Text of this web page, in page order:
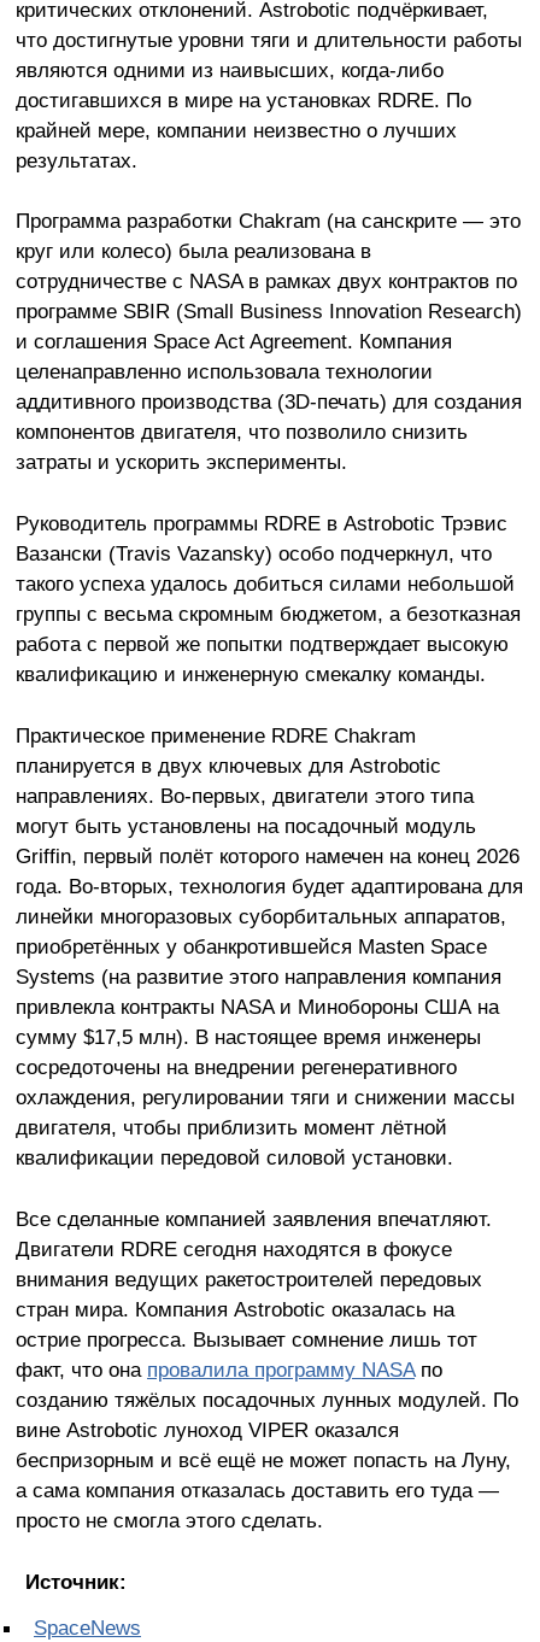
критических отклонений. Astrobotic подчёркивает,
что достигнутые уровни тяги и длительности работы
являются одними из наивысших, когда-либо
достигавшихся в мире на установках RDRE. По
крайней мере, компании неизвестно о лучших
результатах.
Программа разработки Chakram (на санскрите — это
круг или колесо) была реализована в
сотрудничестве с NASA в рамках двух контрактов по
программе SBIR (Small Business Innovation Research)
и соглашения Space Act Agreement. Компания
целенаправленно использовала технологии
аддитивного производства (3D-печать) для создания
компонентов двигателя, что позволило снизить
затраты и ускорить эксперименты.
Руководитель программы RDRE в Astrobotic Трэвис
Вазански (Travis Vazansky) особо подчеркнул, что
такого успеха удалось добиться силами небольшой
группы с весьма скромным бюджетом, а безотказная
работа с первой же попытки подтверждает высокую
квалификацию и инженерную смекалку команды.
Практическое применение RDRE Chakram
планируется в двух ключевых для Astrobotic
направлениях. Во-первых, двигатели этого типа
могут быть установлены на посадочный модуль
Griffin, первый полёт которого намечен на конец 2026
года. Во-вторых, технология будет адаптирована для
линейки многоразовых суборбитальных аппаратов,
приобретённых у обанкротившейся Masten Space
Systems (на развитие этого направления компания
привлекла контракты NASA и Минобороны США на
сумму $17,5 млн). В настоящее время инженеры
сосредоточены на внедрении регенеративного
охлаждения, регулировании тяги и снижении массы
двигателя, чтобы приблизить момент лётной
квалификации передовой силовой установки.
Все сделанные компанией заявления впечатляют.
Двигатели RDRE сегодня находятся в фокусе
внимания ведущих ракетостроителей передовых
стран мира. Компания Astrobotic оказалась на
острие прогресса. Вызывает сомнение лишь тот
факт, что она провалила программу NASAпо
созданию тяжёлых посадочных лунных модулей. По
вине Astrobotic луноход VIPER оказался
беспризорным и всё ещё не может попасть на Луну,
а сама компания отказалась доставить его туда —
просто не смогла этого сделать.
Источник:
SpaceNews